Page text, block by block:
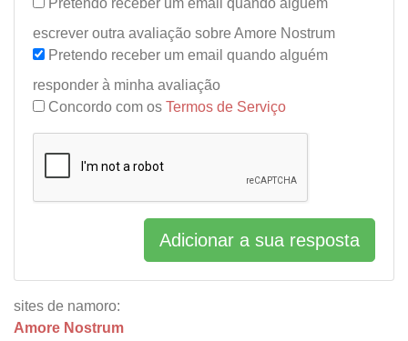
sites de namoro:
Amore Nostrum
Pretendo receber um email quando alguém
escrever outra avaliação sobre Amore Nostrum
Pretendo receber um email quando alguém
responder à minha avaliação
Concordo com os Termos de Serviço
Adicionar a sua resposta